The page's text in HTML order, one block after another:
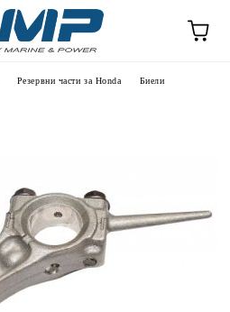
Резервни части за Honda Биели